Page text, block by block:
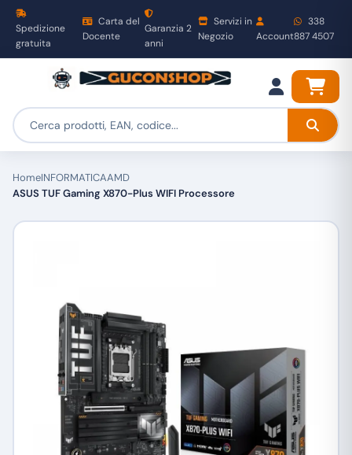
Spedizione
gratuita
Carta del
Docente
Garanzia 2
anni
Servizi in
Negozio
Account
338
887 4507
HomeINFORMATICAAMD
ASUS TUF Gaming X870-Plus WIFI Processore